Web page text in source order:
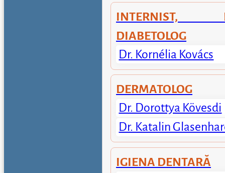
INTERNIST,
DIABETOLOG
Dr. Kornélia Kovács
DERMATOLOG
Dr. Dorottya Kövesdi
Dr. Katalin
IGIENA DENTARĂ